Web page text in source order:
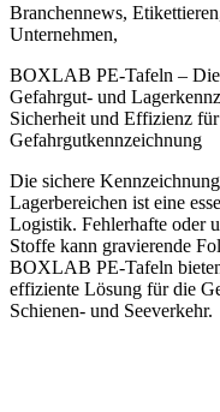
Branchennews, Etikettieren
Unternehmen,
BOXLAB PE-Tafeln – Die
Gefahrgut- und
Sicherheit und Effizienz
Gefahrgutkennzeichnung
Die sichere
Lagerbereichen ist eine
Logistik. Fehlerhafte oder
Stoffe kann gravierende
BOXLAB PE-Tafeln
effiziente Lösung für die
Schienen- und Seeverkehr.